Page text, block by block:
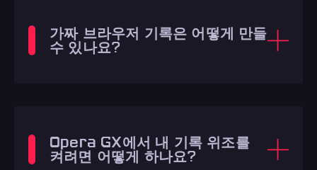
가짜 브라우저 기록은 어떻게 만들
수 있나요?
Opera GX에서 내 기록 위조를
켜려면 어떻게 하나요?